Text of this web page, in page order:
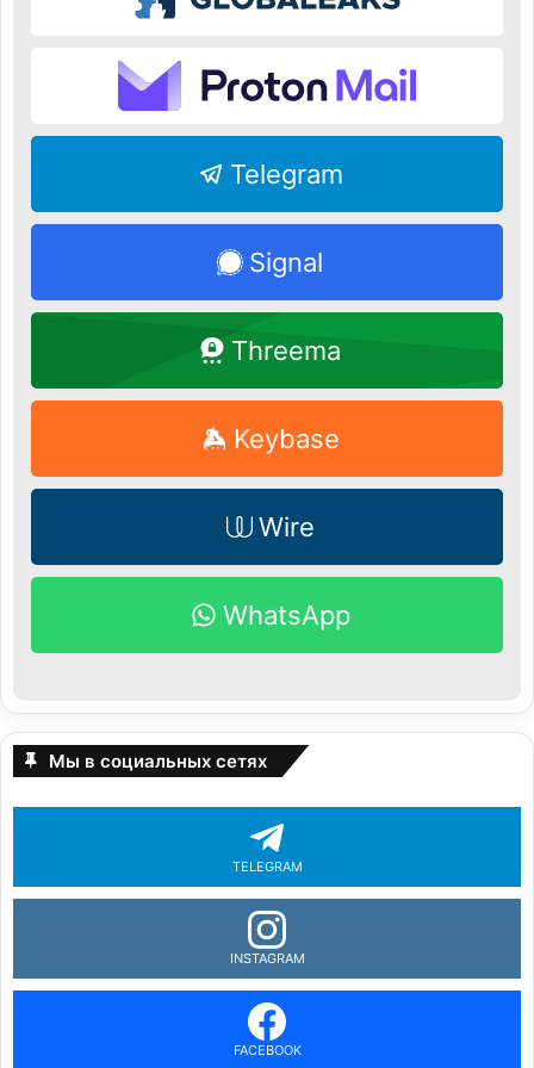
Telegram
Signal
Threema
Keybase
Wire
WhatsApp
Мы в социальных сетях
TELEGRAM
INSTAGRAM
FACEBOOK